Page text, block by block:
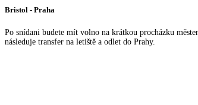
Bristol - Praha
Po snídani budete mít volno na krátkou procházku
následuje transfer na letiště a odlet do Prahy.